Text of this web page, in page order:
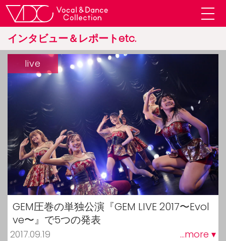
インタビュー＆レポートetc.
GEM圧巻の単独公演『GEM LIVE 2017〜Evol
ve〜』で5つの発表
2017.09.19 ...more ▾
live